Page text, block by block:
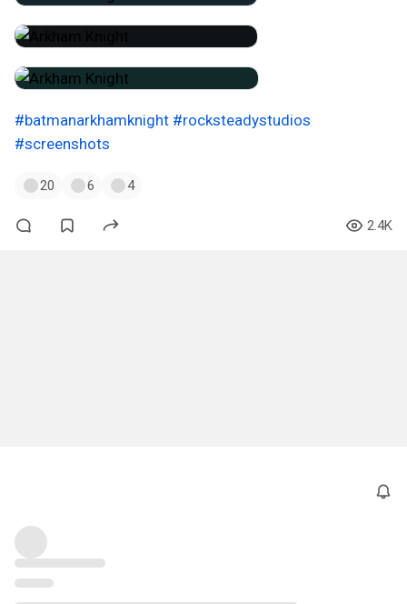
#batmanarkhamknight #rocksteadystudios
#screenshots
20 6 4
2.4K